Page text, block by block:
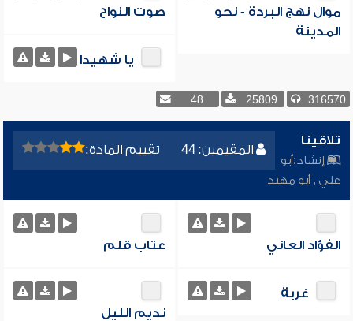
موال نهج البردة - نحو
المدينة
صوت النواح
يا شهيدا
316570
25809
48
المقيمين: 44 تقييم المادة:
تلاقينا
إنشاد:أبو
علي ,أبو مهند
الفؤاد العاني عتاب قلم
غربة
نديم الليل